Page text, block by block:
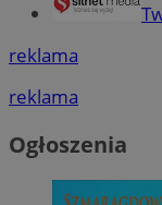
reklama
reklama
Ogłoszenia